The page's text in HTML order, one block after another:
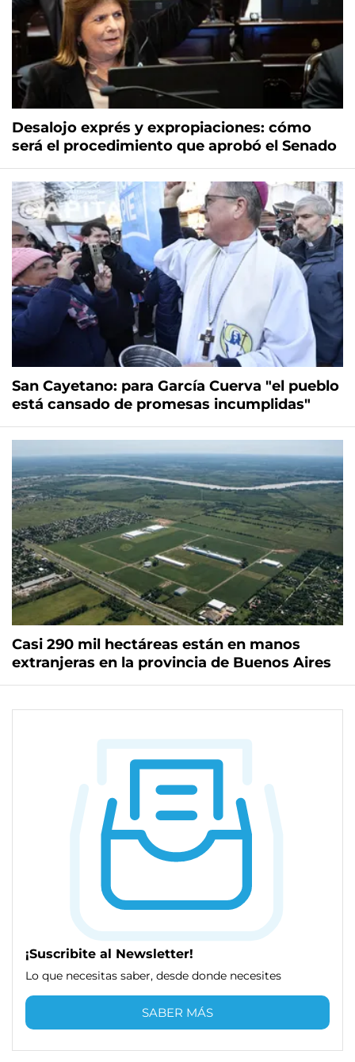
Desalojo exprés y expropiaciones: cómo
será el procedimiento que aprobó el Senado
San Cayetano: para García Cuerva "el pueblo
está cansado de promesas incumplidas"
Casi 290 mil hectáreas están en manos
extranjeras en la provincia de Buenos Aires
¡Suscribite al Newsletter!
Lo que necesitas saber, desde donde necesites
SABER MÁS